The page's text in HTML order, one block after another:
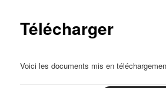
Télécharger
Voici les documents mis en